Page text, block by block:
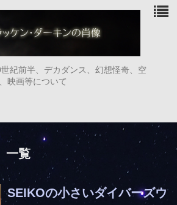
紀前半、デカダンス、幻想怪奇、空
映画等について
一覧
SEIKOの小さいダイバーズウ